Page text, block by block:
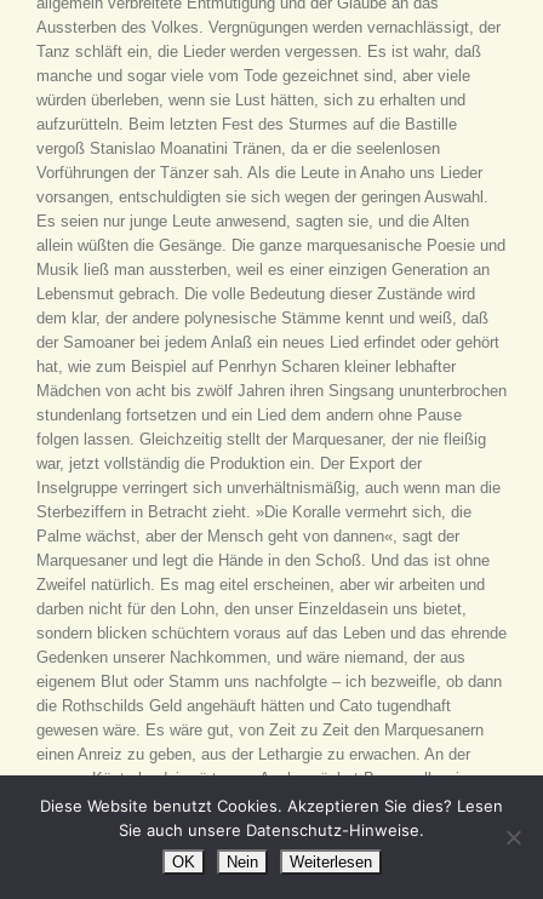
Aussterben des Volkes. Vergnügungen werden vernachlässigt, der
Tanz schläft ein, die Lieder werden vergessen. Es ist wahr, daß
manche und sogar viele vom Tode gezeichnet sind, aber viele
würden überleben, wenn sie Lust hätten, sich zu erhalten und
aufzurütteln. Beim letzten Fest des Sturmes auf die Bastille
vergoß Stanislao Moanatini Tränen, da er die seelenlosen
Vorführungen der Tänzer sah. Als die Leute in Anaho uns Lieder
vorsangen, entschuldigten sie sich wegen der geringen Auswahl.
Es seien nur junge Leute anwesend, sagten sie, und die Alten
allein wüßten die Gesänge. Die ganze marquesanische Poesie und
Musik ließ man aussterben, weil es einer einzigen Generation an
Lebensmut gebrach. Die volle Bedeutung dieser Zustände wird
dem klar, der andere polynesische Stämme kennt und weiß, daß
der Samoaner bei jedem Anlaß ein neues Lied erfindet oder gehört
hat, wie zum Beispiel auf Penrhyn Scharen kleiner lebhafter
Mädchen von acht bis zwölf Jahren ihren Singsang ununterbrochen
stundenlang fortsetzen und ein Lied dem andern ohne Pause
folgen lassen. Gleichzeitig stellt der Marquesaner, der nie fleißig
war, jetzt vollständig die Produktion ein. Der Export der
Inselgruppe verringert sich unverhältnismäßig, auch wenn man die
Sterbeziffern in Betracht zieht. »Die Koralle vermehrt sich, die
Palme wächst, aber der Mensch geht von dannen«, sagt der
Marquesaner und legt die Hände in den Schoß. Und das ist ohne
Zweifel natürlich. Es mag eitel erscheinen, aber wir arbeiten und
darben nicht für den Lohn, den unser Einzeldasein uns bietet,
sondern blicken schüchtern voraus auf das Leben und das ehrende
Gedenken unserer Nachkommen, und wäre niemand, der aus
eigenem Blut oder Stamm uns nachfolgte – ich bezweifle, ob dann
die Rothschilds Geld angehäuft hätten und Cato tugendhaft
gewesen wäre. Es wäre gut, von Zeit zu Zeit den Marquesanern
einen Anreiz zu geben, aus der Lethargie zu erwachen. An der
ganzen Küste landeinwärts von Anaho wächst Baumwolle wie
Unkraut, Männer und Frauen können, wenn sie sammeln, täglich
einen Dollar verdienen, aber als wir ankamen, war das Lager des
Händlers vollständig leer, und bevor wir abfuhren, war es nahezu
voll. Solange wir als Schaustück da waren und die »Casco« in der
Diese Website benutzt Cookies. Akzeptieren Sie dies? Lesen
Sie auch unsere Datenschutz-Hinweise.
OK Nein Weiterlesen